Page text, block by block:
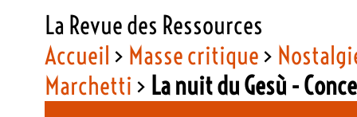
La Revue des Ressources
Accueil > Masse critique>
Marchetti > La nuit du Gesù -